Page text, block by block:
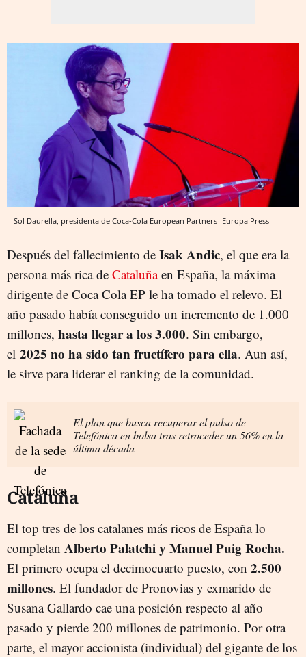
Sol Daurella, presidenta de Coca-Cola European Partners Europa Press
Después del fallecimiento de Isak Andic, el que era la
persona más rica de Cataluñaen España, la máxima
dirigente de Coca Cola EP le ha tomado el relevo. El
año pasado había conseguido un incremento de 1.000
millones, hasta llegar a los 3.000. Sin embargo,
el 2025 no ha sido tan fructífero para ella. Aun así,
le sirve para liderar el ranking de la comunidad.
El plan que busca recuperar el pulso de
Telefónica en bolsa tras retroceder un 56% en la
última década
Cataluña
El top tres de los catalanes más ricos de España lo
completan Alberto Palatchi y Manuel Puig Rocha.
El primero ocupa el decimocuarto puesto, con 2.500
millones. El fundador de Pronovias y exmarido de
Susana Gallardo cae una posición respecto al año
pasado y pierde 200 millones de patrimonio. Por otra
parte, el mayor accionista (individual) del gigante de los